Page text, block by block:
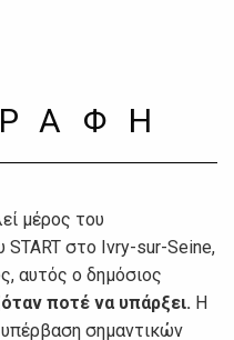
μέρος του
START στο Ivry-sur-Seine,
αυτός ο δημόσιος
ποτέ να υπάρξει. Η
υπέρβαση σημαντικών